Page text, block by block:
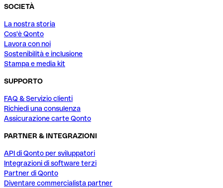
SOCIETÀ
La nostra storia
Cos'è Qonto
Lavora con noi
Sostenibilità e inclusione
Stampa e media kit
SUPPORTO
FAQ & Servizio clienti
Richiedi una consulenza
Assicurazione carte Qonto
PARTNER & INTEGRAZIONI
API di Qonto per sviluppatori
Integrazioni di software terzi
Partner di Qonto
Diventare commercialista partner